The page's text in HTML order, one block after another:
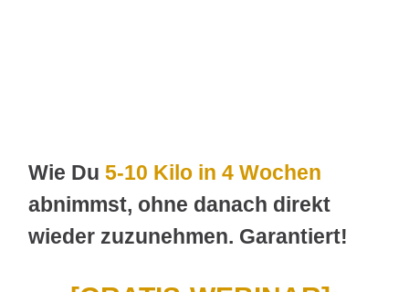
Wie Du 5-10 Kilo in 4 Wochen
abnimmst, ohne danach direkt
wieder zuzunehmen. Garantiert!